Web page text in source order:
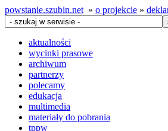
powstanie.szubin.net » o projekcie »
aktualności
wycinki prasowe
archiwum
partnerzy
polecamy
edukacja
multimedia
materiały do pobrania
tppw